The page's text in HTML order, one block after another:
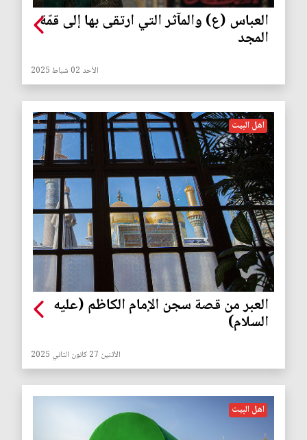
العباس (ع) والمآثر التي ارتقى بها إلى قمّة
المجد
الأحد 02 شباط 2025
اهل البيت
العبر من قصة سجن الإمام الكاظم (عليه
السلام)
الأثنين 27 كانون الثاني 2025
اهل البيت